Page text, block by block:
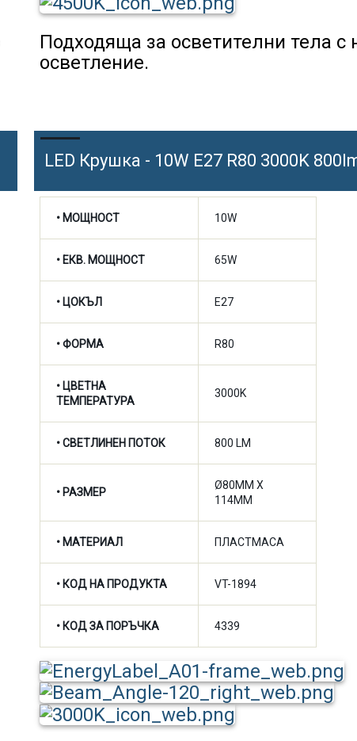
Подходяща за осветителни тела с
осветление.
LED Крушка - 10W E27 R80 3000K
• МОЩНОСТ 10W
• ЕКВ. МОЩНОСТ 65W
• ЦОКЪЛ E27
• ФОРМА R80
• ЦВЕТНА
ТЕМПЕРАТУРА
3000K
•СВЕТЛИНЕН ПОТОК 800 LM
• РАЗМЕР
Ø80MM X
114MM
• МАТЕРИАЛ ПЛАСТМАСА
• КОД НА ПРОДУКТА VT-1894
• КОД ЗА ПОРЪЧКА 4339